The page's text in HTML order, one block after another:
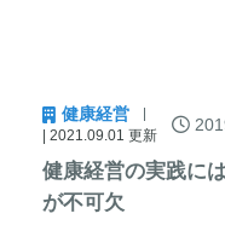
健康経営
| 2021.09.01 更新
健康経営の実践に
が不可欠